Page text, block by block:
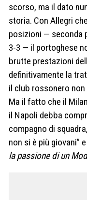
scorso, ma il dato
storia. Con Allegri
posizioni — seconda
3-3 — il portoghese
brutte prestazioni
definitivamente la
il club rossonero
Ma il fatto che il
il Napoli debba
compagno di
non si è più giovani”
la passione di un